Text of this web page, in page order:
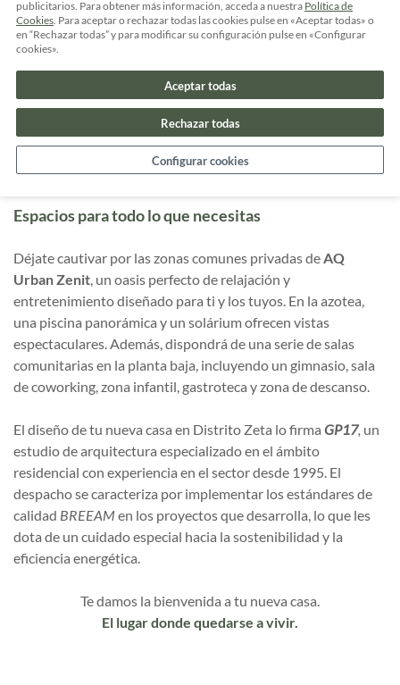
avenida José Ortega y Gasset.
otras, conectividad 5G, paneles solares, huertos urbanos y
kilómetros de carril bici se prioriza el cuidado del
medioambiente y la eficiencia energética. Desde tu nueva
casa disfrutarás de tranquilidad sin renunciar a la conexión
con el vibrante centro de la ciudad.
Espacios para todo lo que necesitas
Déjate cautivar por las zonas comunes privadas deAQ
Urban Zenit, un oasis perfecto de relajación y
entretenimiento diseñado para ti y los tuyos. En la azotea,
una piscina panorámica y un solárium ofrecen vistas
espectaculares. Además, dispondrá de una serie de salas
comunitarias en la planta baja, incluyendo un gimnasio, sala
de coworking, zona infantil, gastroteca y zona de descanso.
El diseño de tu nueva casa en Distrito Zeta lo firma GP17, un
estudio de arquitectura especializado en el ámbito
residencial con experiencia en el sector desde 1995. El
despacho se caracteriza por implementar los estándares de
calidad BREEAMen los proyectos que desarrolla, lo que les
dota de un cuidado especial hacia la sostenibilidad y la
eficiencia energética.
Te damos la bienvenida a tu nueva casa.
El lugar donde quedarse a vivir.
publicitarios. Para obtener más información, acceda a nuestra Política de
Cookies. Para aceptar o rechazar todas las cookies pulse en «Aceptar todas» o
en “Rechazar todas” y para modificar su configuración pulse en «Configurar
cookies».
Aceptar todas
Rechazar todas
Configurar cookies